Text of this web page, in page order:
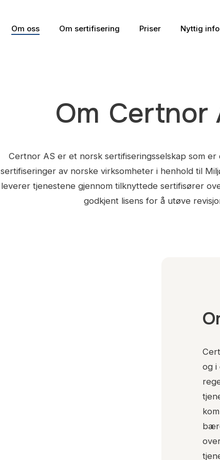
Om oss Om sertifisering Priser Nyttig info
Om Certnor
Certnor AS er et norsk sertifiseringsselskap som
sertifiseringer av norske virksomheter i henhold til
leverer tjenestene gjennom tilknyttede sertifisører
godkjent lisens for å utøve
og i